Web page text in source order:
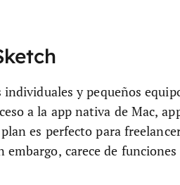
y pequeños
a la app nativa de Mac,
es perfecto para
carece de funciones